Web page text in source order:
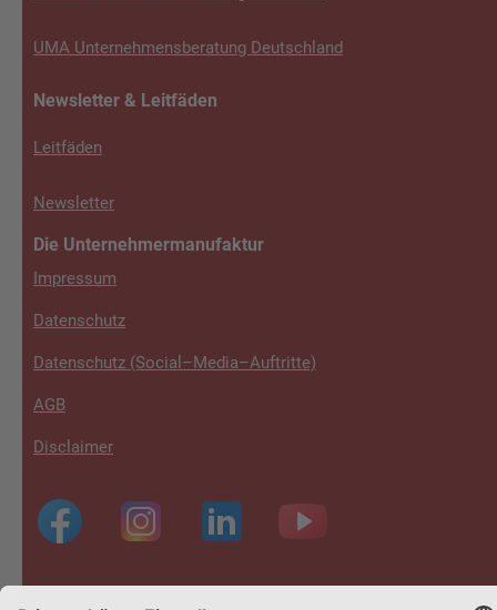
UMA Unternehmensberatung Deutschland
Newsletter & Leitfäden
Leitfäden
Newsletter
Die Unternehmermanufaktur
Impressum
Datenschutz
Datenschutz (Social–Media–Auftritte)
AGB
Disclaimer
4